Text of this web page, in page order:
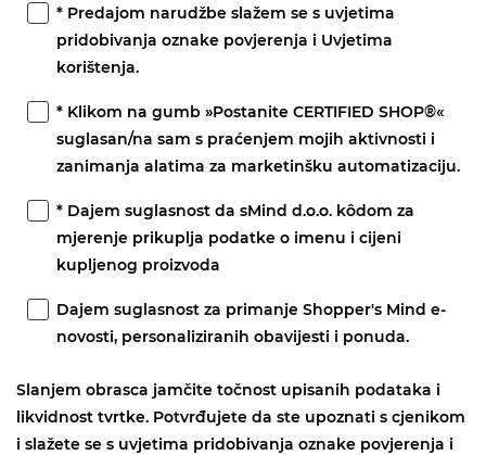
* Predajom narudžbe slažem se s uvjetima
pridobivanja oznake povjerenja i Uvjetima
korištenja.
* Klikom na gumb »Postanite CERTIFIED SHOP®«
suglasan/na sam s praćenjem mojih aktivnosti i
zanimanja alatima za marketinšku automatizaciju.
* Dajem suglasnost da sMind d.o.o. kôdom za
mjerenje prikuplja podatke o imenu i cijeni
kupljenog proizvoda
Dajem suglasnost za primanje Shopper's Mind e-
novosti, personaliziranih obavijesti i ponuda.
Slanjem obrasca jamčite točnost upisanih podataka i
likvidnost tvrtke. Potvrđujete da ste upoznati s cjenikom
i slažete se s uvjetima pridobivanja oznake povjerenja i